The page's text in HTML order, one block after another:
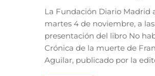
La Fundación Diario Madrid
martes 4 de noviembre, a las
presentación del libro No
Crónica de la muerte de
Aguilar, publicado por la